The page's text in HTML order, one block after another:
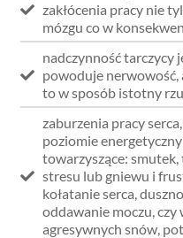
zakłócenia pracy nie
mózgu co w
nadczynność tarczycy
powoduje nerwowość,
to w sposób istotny
zaburzenia pracy
poziomie
towarzyszące:
stresu lub gniewu i
kołatanie serca,
oddawanie moczu,
agresywnych snów,